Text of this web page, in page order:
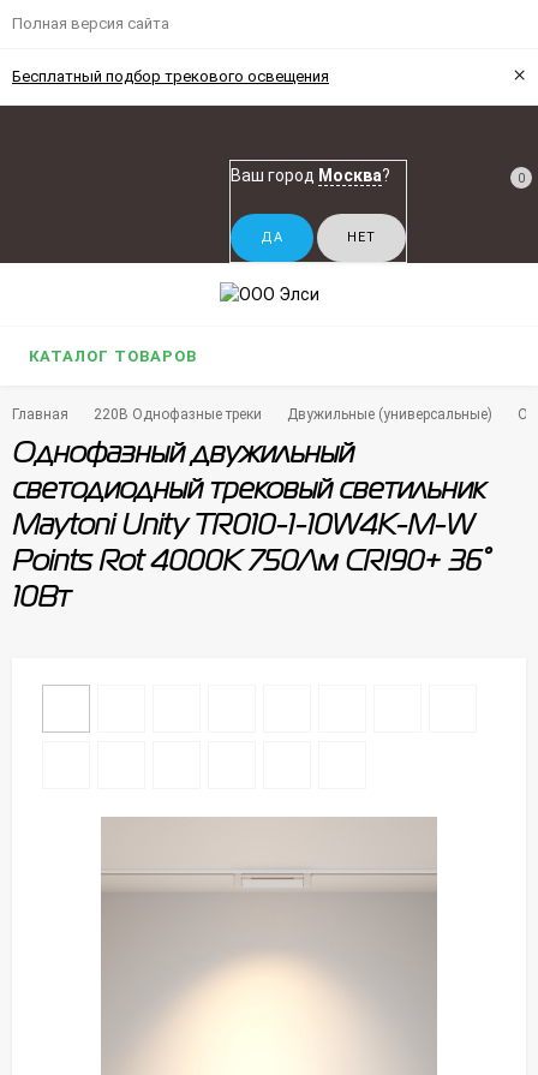
Полная версия сайта
Бесплатный подбор трекового освещения ×
Ваш город Москва? 0
КАТАЛОГ ТОВАРОВ
Главная 220В Однофазные треки Двужильные (универсальные)
Однофазный двужильный
светодиодный трековый светильник
Maytoni Unity TR010-1-10W4K-M-W
Points Rot 4000К 750Лм CRI90+ 36°
10Вт